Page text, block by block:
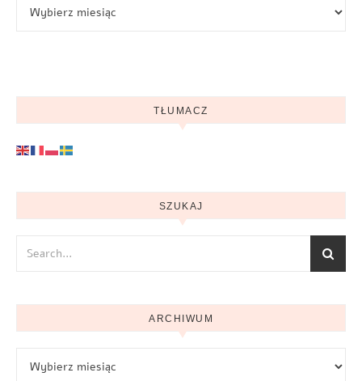
TŁUMACZ
SZUKAJ
ARCHIWUM